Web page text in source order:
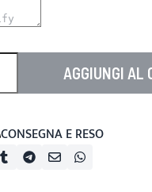
AGGIUNGI AL
CONSEGNA E RESO